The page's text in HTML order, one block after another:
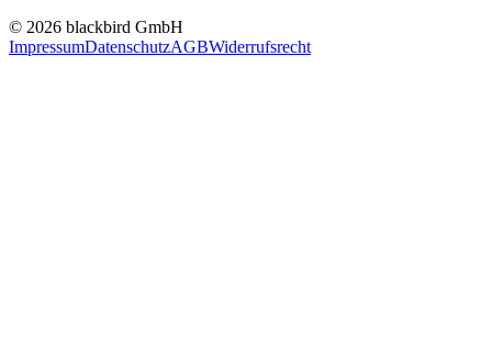
© 2026 blackbird GmbH
ImpressumDatenschutzAGBWiderrufsrecht